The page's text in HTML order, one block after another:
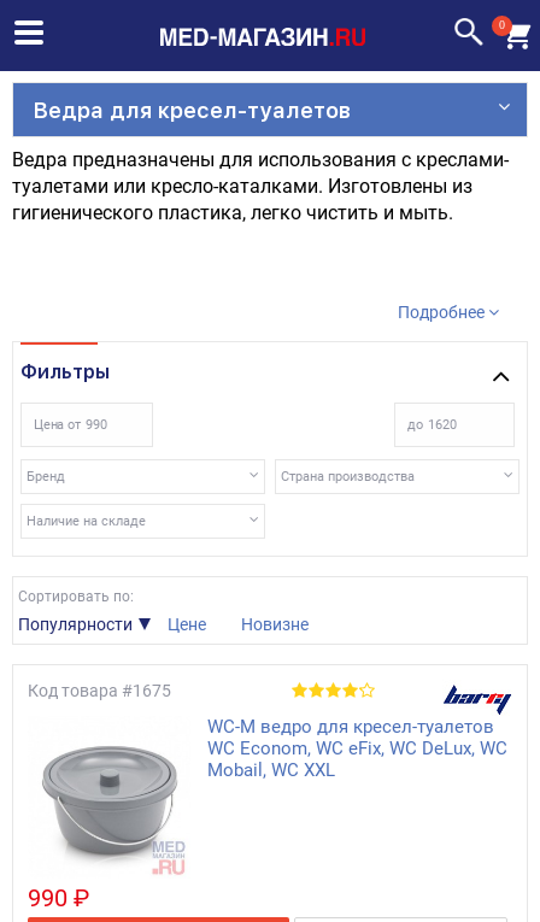
0
Ведра для кресел-туалетов
Ведра предназначены для использования с креслами-
туалетами или кресло-каталками. Изготовлены из
гигиенического пластика, легко чистить и мыть.
Подробнее
Фильтры
Цена от до
Бренд Страна производства
Наличие на складе
Сортировать по:
Популярности Цене Новизне
Код товара #1675
WC-M ведро для кресел-туалетов
WC Econom, WC eFix, WC DeLux, WC
Mobail, WC XXL
990 ₽